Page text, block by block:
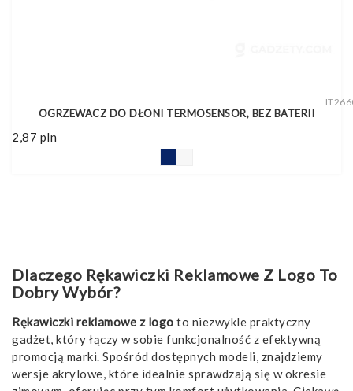
OGRZEWACZ DO DŁONI TERMOSENSOR, BEZ BATERII
2,87 pln
Dlaczego Rękawiczki Reklamowe Z Logo To
Dobry Wybór?
Rękawiczki reklamowe z logo to niezwykle praktyczny
gadżet, który łączy w sobie funkcjonalność z efektywną
promocją marki. Spośród dostępnych modeli, znajdziemy
wersje akrylowe, które idealnie sprawdzają się w okresie